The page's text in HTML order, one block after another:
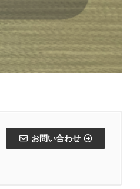
お問い合わせ